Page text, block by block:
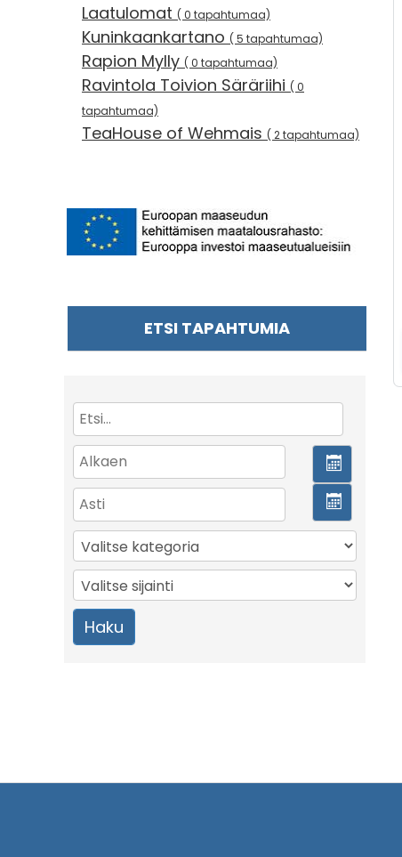
Laatulomat ( 0 tapahtumaa)
Kuninkaankartano ( 5 tapahtumaa)
Rapion Mylly ( 0 tapahtumaa)
Ravintola Toivion Säräriihi ( 0
tapahtumaa)
TeaHouse of Wehmais ( 2 tapahtumaa)
ETSI TAPAHTUMIA